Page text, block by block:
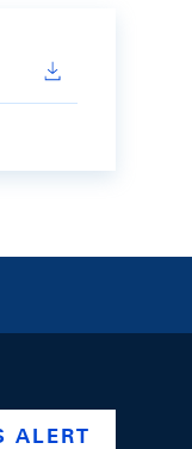
swiss-
ALERT